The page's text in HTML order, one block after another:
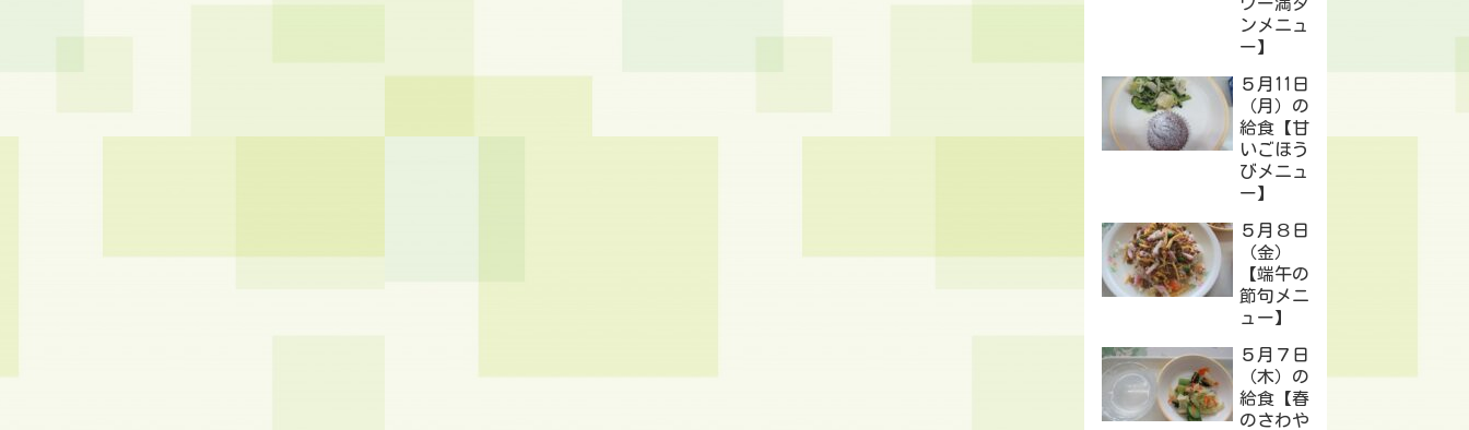
ンメニュ
ー】
５月11日
（月）の
給食【甘
いごほう
びメニュ
ー】
５月８日
（金）
【端午の
節句メニ
ュー】
５月７日
（木）の
給食【春
のさわや